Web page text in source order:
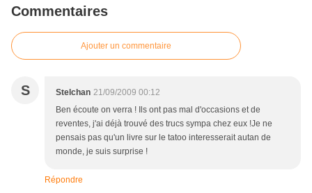
Commentaires
Ajouter un commentaire
S Stelchan 21/09/2009 00:12
Ben écoute on verra ! Ils ont pas mal d'occasions et de
reventes, j'ai déjà trouvé des trucs sympa chez eux !Je ne
pensais pas qu'un livre sur le tatoo interesserait autan de
monde, je suis surprise !
Répondre